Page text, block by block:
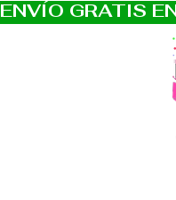
ENVÍO GRATIS